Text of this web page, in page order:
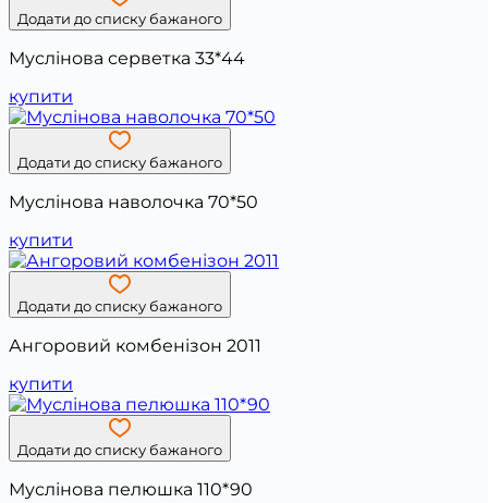
Додати до списку бажаного
Муслінова серветка 33*44
купити
Додати до списку бажаного
Муслінова наволочка 70*50
купити
Додати до списку бажаного
Ангоровий комбенізон 2011
купити
Додати до списку бажаного
Муслінова пелюшка 110*90